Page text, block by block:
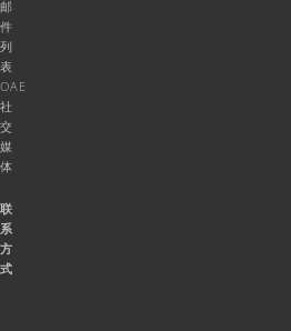
邮
件
列
表
OAE
社
交
媒
体
联
系
方
式